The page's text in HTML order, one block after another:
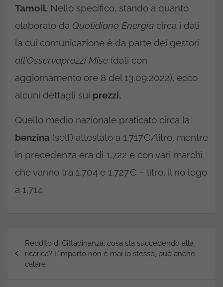
Tamoil. Nello specifico, stando a quanto
elaborato da Quotidiano Energia circa i dati
la cui comunicazione è da parte dei gestori
all’Osservaprezzi Mise (dati con
aggiornamento ore 8 del 13.09.2022), ecco
alcuni dettagli sui prezzi.
Quello medio nazionale praticato circa la
benzina (self) attestato a 1,717€/litro, mentre
in precedenza era di 1,722 e con vari marchi
che vanno tra 1,704 e 1,727€ – litro, il no logo
a 1,714.
articoli
Reddito di Cittadinanza: cosa sta succedendo alla
ricarica? L’importo non è mai lo stesso, può anche
calare